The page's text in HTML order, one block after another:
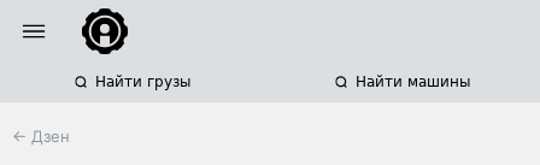
Найти грузы Найти машины
← Дзен